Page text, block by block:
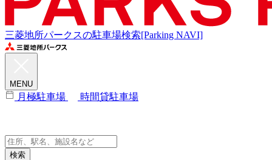
三菱地所パークスの駐車場検索[Parking NAVI]
MENU
月極駐車場 時間貸駐車場
検索